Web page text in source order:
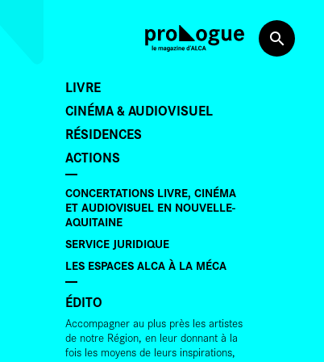
LIVRE
CINÉMA & AUDIOVISUEL
RÉSIDENCES
ACTIONS
CONCERTATIONS LIVRE, CINÉMA
ET AUDIOVISUEL EN NOUVELLE-
AQUITAINE
SERVICE JURIDIQUE
LES ESPACES ALCA À LA MÉCA
ÉDITO
Accompagner au plus près les artistes
de notre Région, en leur donnant à la
fois les moyens de leurs inspirations,